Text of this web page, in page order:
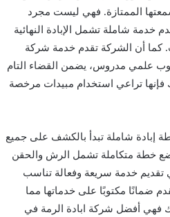
الممتازة. فهي ليست مجرد
خدمة شاملة تشمل الإبادة النهائية
كما أن الشركة تقدم خدمة شركة
علمي مدروس، يضمن القضاء التام
تراعي استخدام مبيدات مرخصة
إبادة شاملة تبدأ بالكشف على جميع
وضع خطة متكاملة تشمل الرش والحقن
تقديم خدمة سريعة وفعالة تناسب
ضمانًا مكتوبًا على خدماتها مما
فهي أفضل شركة ابادة الرمة في